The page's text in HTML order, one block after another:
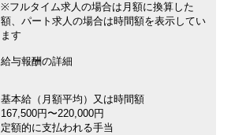
※フルタイム求人の場合は月額に換算した
額、パート求人の場合は時間額を表示してい
ます
給与報酬の詳細
基本給（月額平均）又は時間額
167,500円〜220,000円
定額的に支払われる手当